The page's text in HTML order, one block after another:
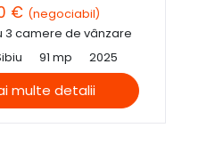
€ (negociabil)
3 camere de vânzare
91 mp 2025
multe detalii